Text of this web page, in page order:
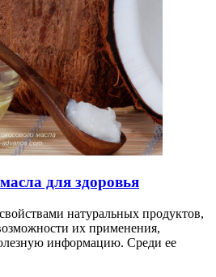
для здоровья
натуральных продуктов,
их применения,
информацию. Среди ее